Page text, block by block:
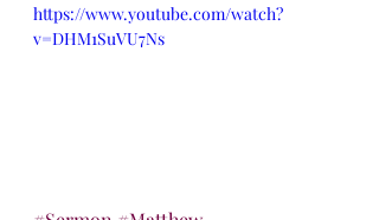
https://www.youtube.com/watch?
v=DHM1SuVU7Ns